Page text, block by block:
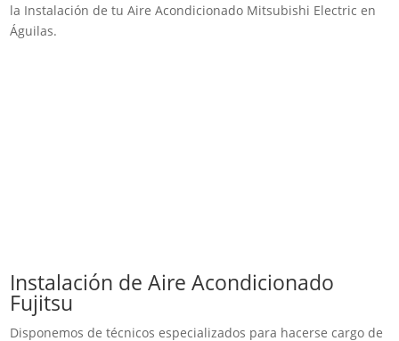
la Instalación de tu Aire Acondicionado Mitsubishi Electric en
Águilas.
Instalación de Aire Acondicionado
Fujitsu
Disponemos de técnicos especializados para hacerse cargo de